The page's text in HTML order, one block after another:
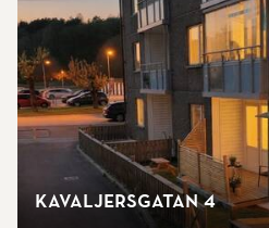
Kavaljersgatan 4